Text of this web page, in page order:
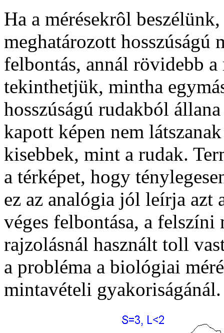
Ha a mérésekrôl
meghatározott
felbontás, annál rövidebb
tekinthetjük, mintha
hosszúságú rudakból
kapott képen nem
kisebbek, mint a rudak.
a térképet, hogy
ez az analógia jól leírja
véges felbontása, a
rajzolásnál használt toll
a probléma a biológiai
mintavételi gyakoriságánál.